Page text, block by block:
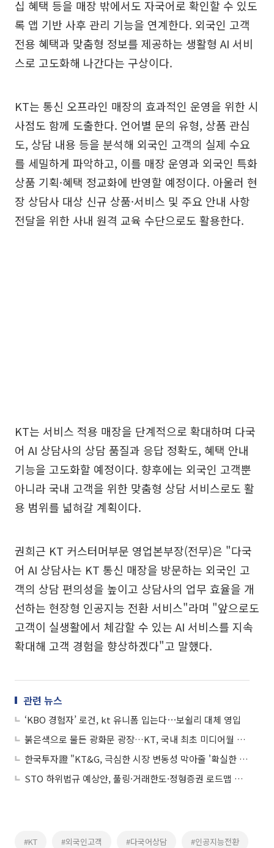
십 혜택 등을 매장 밖에서도 자국어로 확인할 수 있도
록 앱 기반 사후 관리 기능을 연계한다. 외국인 고객
전용 혜택과 맞춤형 정보를 제공하는 생활형 AI 서비
스로 고도화해 나간다는 구상이다.
KT는 통신 오프라인 매장의 효과적인 운영을 위한 시
사점도 함께 도출한다. 언어별 문의 유형, 상품 관심
도, 상담 내용 등을 분석해 외국인 고객의 실제 수요
를 세밀하게 파악하고, 이를 매장 운영과 외국인 특화
상품 기획·혜택 정교화에 반영할 예정이다. 아울러 현
장 상담사 대상 신규 상품·서비스 및 주요 안내 사항
전달을 위한 사내 원격 교육 수단으로도 활용한다.
KT는 서비스 적용 매장을 단계적으로 확대하며 다국
어 AI 상담사의 상담 품질과 응답 정확도, 혜택 안내
기능을 고도화할 예정이다. 향후에는 외국인 고객뿐
아니라 국내 고객을 위한 맞춤형 상담 서비스로도 활
용 범위를 넓혀갈 계획이다.
권희근 KT 커스터머부문 영업본부장(전무)은 "다국
어 AI 상담사는 KT 통신 매장을 방문하는 외국인 고
객의 상담 편의성을 높이고 상담사의 업무 효율을 개
선하는 현장형 인공지능 전환 서비스"라며 "앞으로도
고객이 실생활에서 체감할 수 있는 AI 서비스를 지속
확대해 고객 경험을 향상하겠다"고 말했다.
관련 뉴스
‘KBO 경험자’ 로건, kt 유니폼 입는다⋯보쉴리 대체 영입
붉은색으로 물든 광화문 광장…KT, 국내 최초 미디어월 실시간 중계
한국투자證 "KT&G, 극심한 시장 변동성 막아줄 '확실한 방어주'...목표가 23만원"
STO 하위법규 예상안, 풀링·거래한도·정형증권 로드맵 제시
#KT #외국인고객 #다국어상담 #인공지능전환